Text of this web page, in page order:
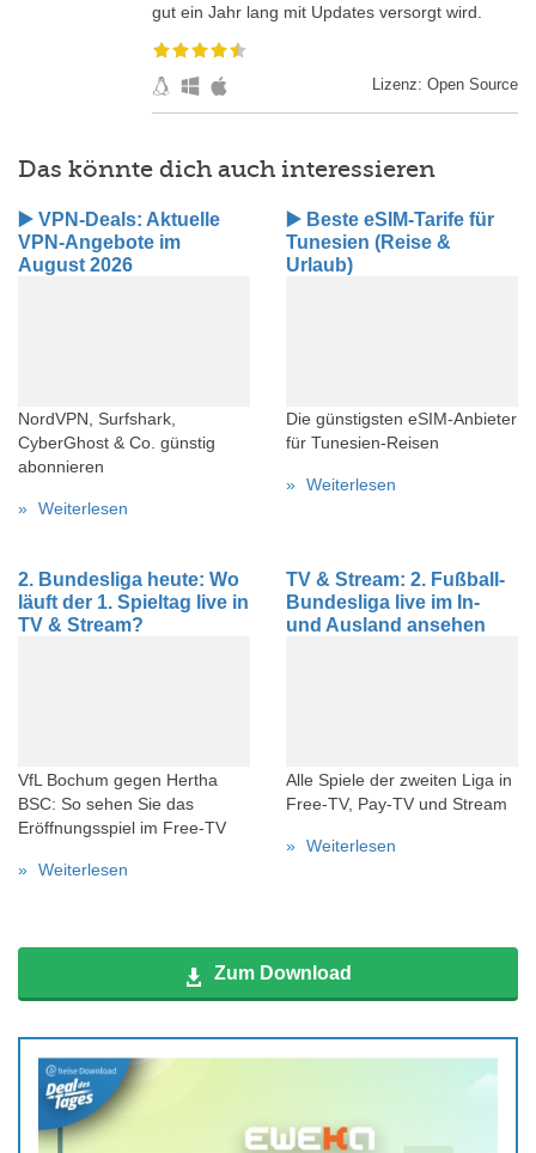
gut ein Jahr lang mit Updates versorgt wird.
Lizenz: Open Source
Das könnte dich auch interessieren
▶️ VPN-Deals: Aktuelle
VPN-Angebote im
August 2026
NordVPN, Surfshark,
CyberGhost & Co. günstig
abonnieren
Weiterlesen
▶️ Beste eSIM-Tarife für
Tunesien (Reise &
Urlaub)
Die günstigsten eSIM-Anbieter
für Tunesien-Reisen
Weiterlesen
2. Bundesliga heute: Wo
läuft der 1. Spieltag live in
TV & Stream?
VfL Bochum gegen Hertha
BSC: So sehen Sie das
Eröffnungsspiel im Free-TV
Weiterlesen
TV & Stream: 2. Fußball-
Bundesliga live im In-
und Ausland ansehen
Alle Spiele der zweiten Liga in
Free-TV, Pay-TV und Stream
Weiterlesen
Zum Download